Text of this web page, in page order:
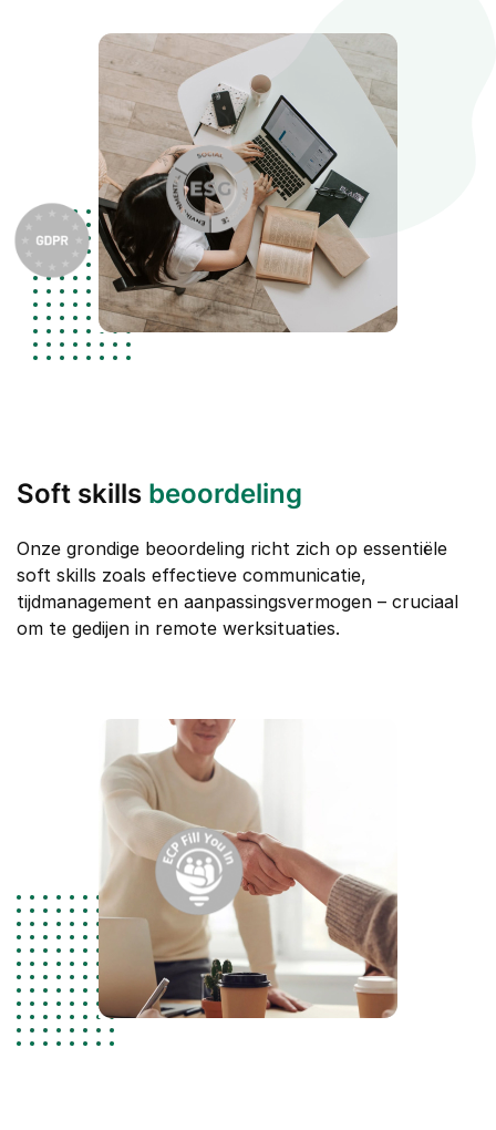
Soft skills beoordeling
Onze grondige beoordeling richt zich op essentiële
soft skills zoals effectieve communicatie,
tijdmanagement en aanpassingsvermogen – cruciaal
om te gedijen in remote werksituaties.